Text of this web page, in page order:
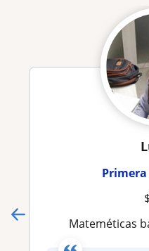
$
Mateméticas